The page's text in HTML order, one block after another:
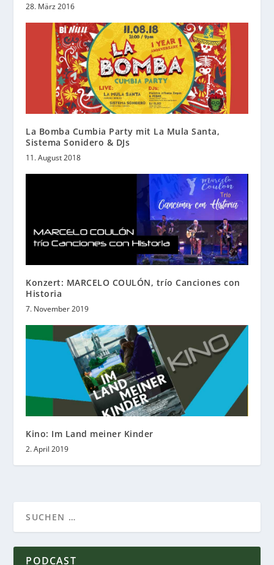
28. März 2016
La Bomba Cumbia Party mit La Mula Santa,
Sistema Sonidero & DJs
11. August 2018
Konzert: MARCELO COULÓN, trío Canciones con
Historia
7. November 2019
Kino: Im Land meiner Kinder
2. April 2019
PODCAST